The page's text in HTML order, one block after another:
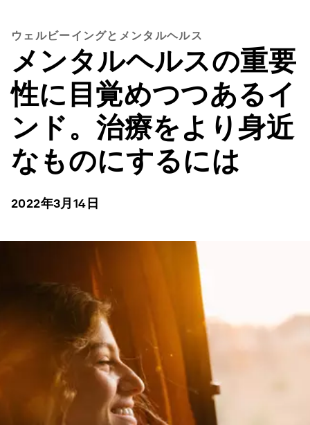
ウェルビーイングとメンタルヘルス
メンタルヘルスの重要
性に目覚めつつあるイ
ンド。治療をより身近
なものにするには
2022年3月14日